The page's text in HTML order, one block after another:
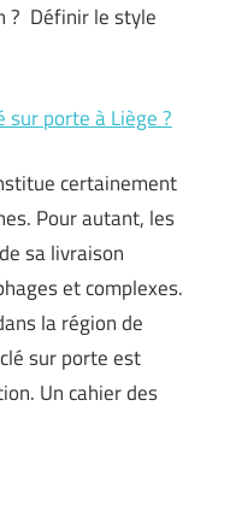
? Définir le style
sur porte à Liège ?
certainement
Pour autant, les
sa livraison
et complexes.
la région de
sur porte est
Un cahier des